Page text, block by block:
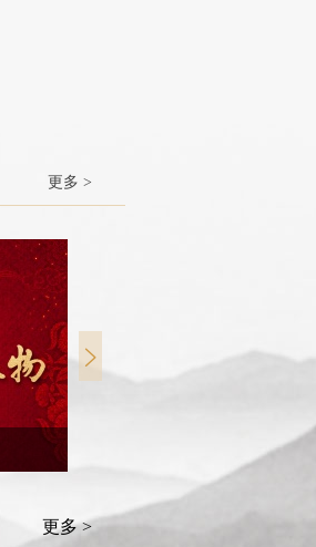
更多 >
非遗焕新 生生不息
更多 >